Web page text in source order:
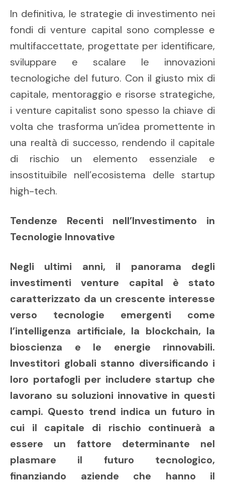
In definitiva, le strategie di investimento nei
fondi di venture capital sono complesse e
multifaccettate, progettate per identificare,
sviluppare e scalare le innovazioni
tecnologiche del futuro. Con il giusto mix di
capitale, mentoraggio e risorse strategiche,
i venture capitalist sono spesso la chiave di
volta che trasforma un’idea promettente in
una realtà di successo, rendendo il capitale
di rischio un elemento essenziale e
insostituibile nell’ecosistema delle startup
high-tech.
Tendenze Recenti nell’Investimento in
Tecnologie Innovative
Negli ultimi anni, il panorama degli
investimenti venture capital è stato
caratterizzato da un crescente interesse
verso tecnologie emergenti come
l’intelligenza artificiale, la blockchain, la
bioscienza e le energie rinnovabili.
Investitori globali stanno diversificando i
loro portafogli per includere startup che
lavorano su soluzioni innovative in questi
campi. Questo trend indica un futuro in
cui il capitale di rischio continuerà a
essere un fattore determinante nel
plasmare il futuro tecnologico,
finanziando aziende che hanno il